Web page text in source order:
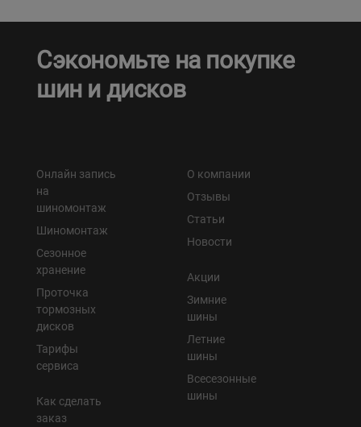
Сэкономьте на покупке
шин и дисков
Онлайн запись
на
шиномонтаж
Шиномонтаж
Сезонное
хранение
Проточка
тормозных
дисков
Тарифы
сервиса
Как сделать
заказ
О компании
Отзывы
Статьи
Новости
Акции
Зимние
шины
Летние
шины
Всесезонные
шины